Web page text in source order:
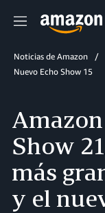
Menú
Noticias de Amazon
Nuevo Echo Show 15
Show
más
y el